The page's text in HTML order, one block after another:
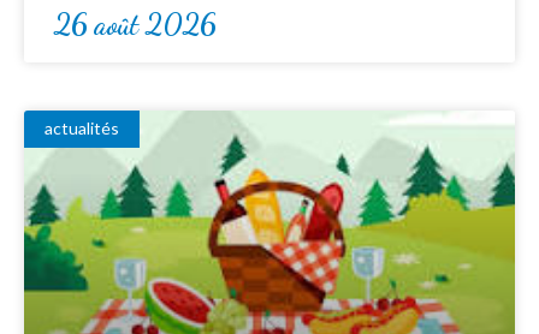
26 août 2026
actualités